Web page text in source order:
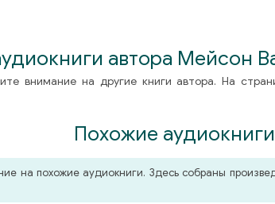
автора Мейсон
внимание на другие книги автора. На
Похожие аудиокниги
на похожие аудиокниги. Здесь собраны